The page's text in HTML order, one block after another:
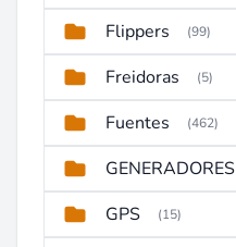
Flippers (99)
Freidoras (5)
Fuentes (462)
GENERADORES
GPS (15)